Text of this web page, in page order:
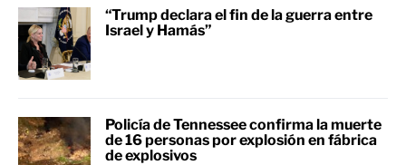
“Trump declara el fin de la guerra entre
Israel y Hamás”
Policía de Tennessee confirma la muerte
de 16 personas por explosión en fábrica
de explosivos